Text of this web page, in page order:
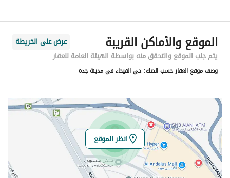
رقم المبنى
3087
الرقم الاضافي
9006
خط العرض
21.50889930008365
خط الطول
39.21358715116268
تفاصيل العقار
الموقع والأماكن القريبة
عرض على الخريطة
يتم جلب الموقع والتحقق منه بواسطة الهيئة العامة للعقار
وصف موقع العقار حسب الصك: حي الفيحاء في مدينة جدة
انظر الموقع